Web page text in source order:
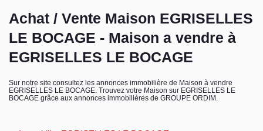
Vendre
Immobilier pro
Faire gérer
Syndic
Achat / Vente Maison EGRISELLES
LE BOCAGE - Maison a vendre à
EGRISELLES LE BOCAGE
Sur notre site consultez les annonces immobilière de Maison à vendre
EGRISELLES LE BOCAGE. Trouvez votre Maison sur EGRISELLES LE
BOCAGE grâce aux annonces immobilières de GROUPE ORDIM.